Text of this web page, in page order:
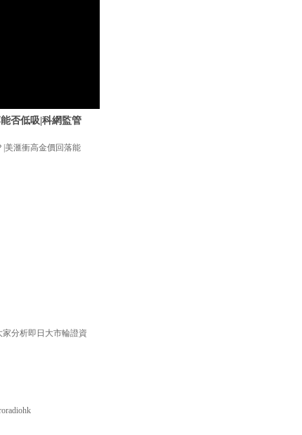
否低吸|科網監管
|美滙衝高金價回落能
分析即日大市輪證資